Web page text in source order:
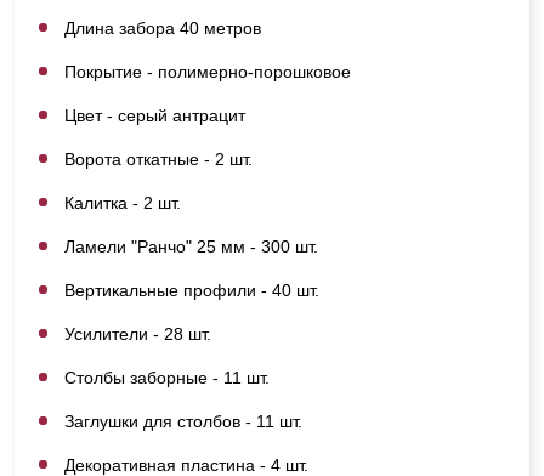
Длина забора 40 метров
Покрытие - полимерно-порошковое
Цвет - серый антрацит
Ворота откатные - 2 шт.
Калитка - 2 шт.
Ламели "Ранчо" 25 мм - 300 шт.
Вертикальные профили - 40 шт.
Усилители - 28 шт.
Столбы заборные - 11 шт.
Заглушки для столбов - 11 шт.
Декоративная пластина - 4 шт.